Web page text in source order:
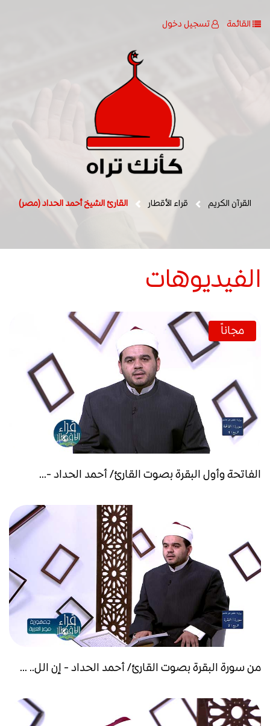
القائمة تسجيل دخول
القرآن الكريم قراء الأقطار القارئ الشيخ أحمد الحداد (مصر)
الفيديوهات
الفاتحة وأول البقرة بصوت القارئ/ أحمد الحداد -...
مجاناً
من سورة البقرة بصوت القارئ/ أحمد الحداد - إن الل.. ...